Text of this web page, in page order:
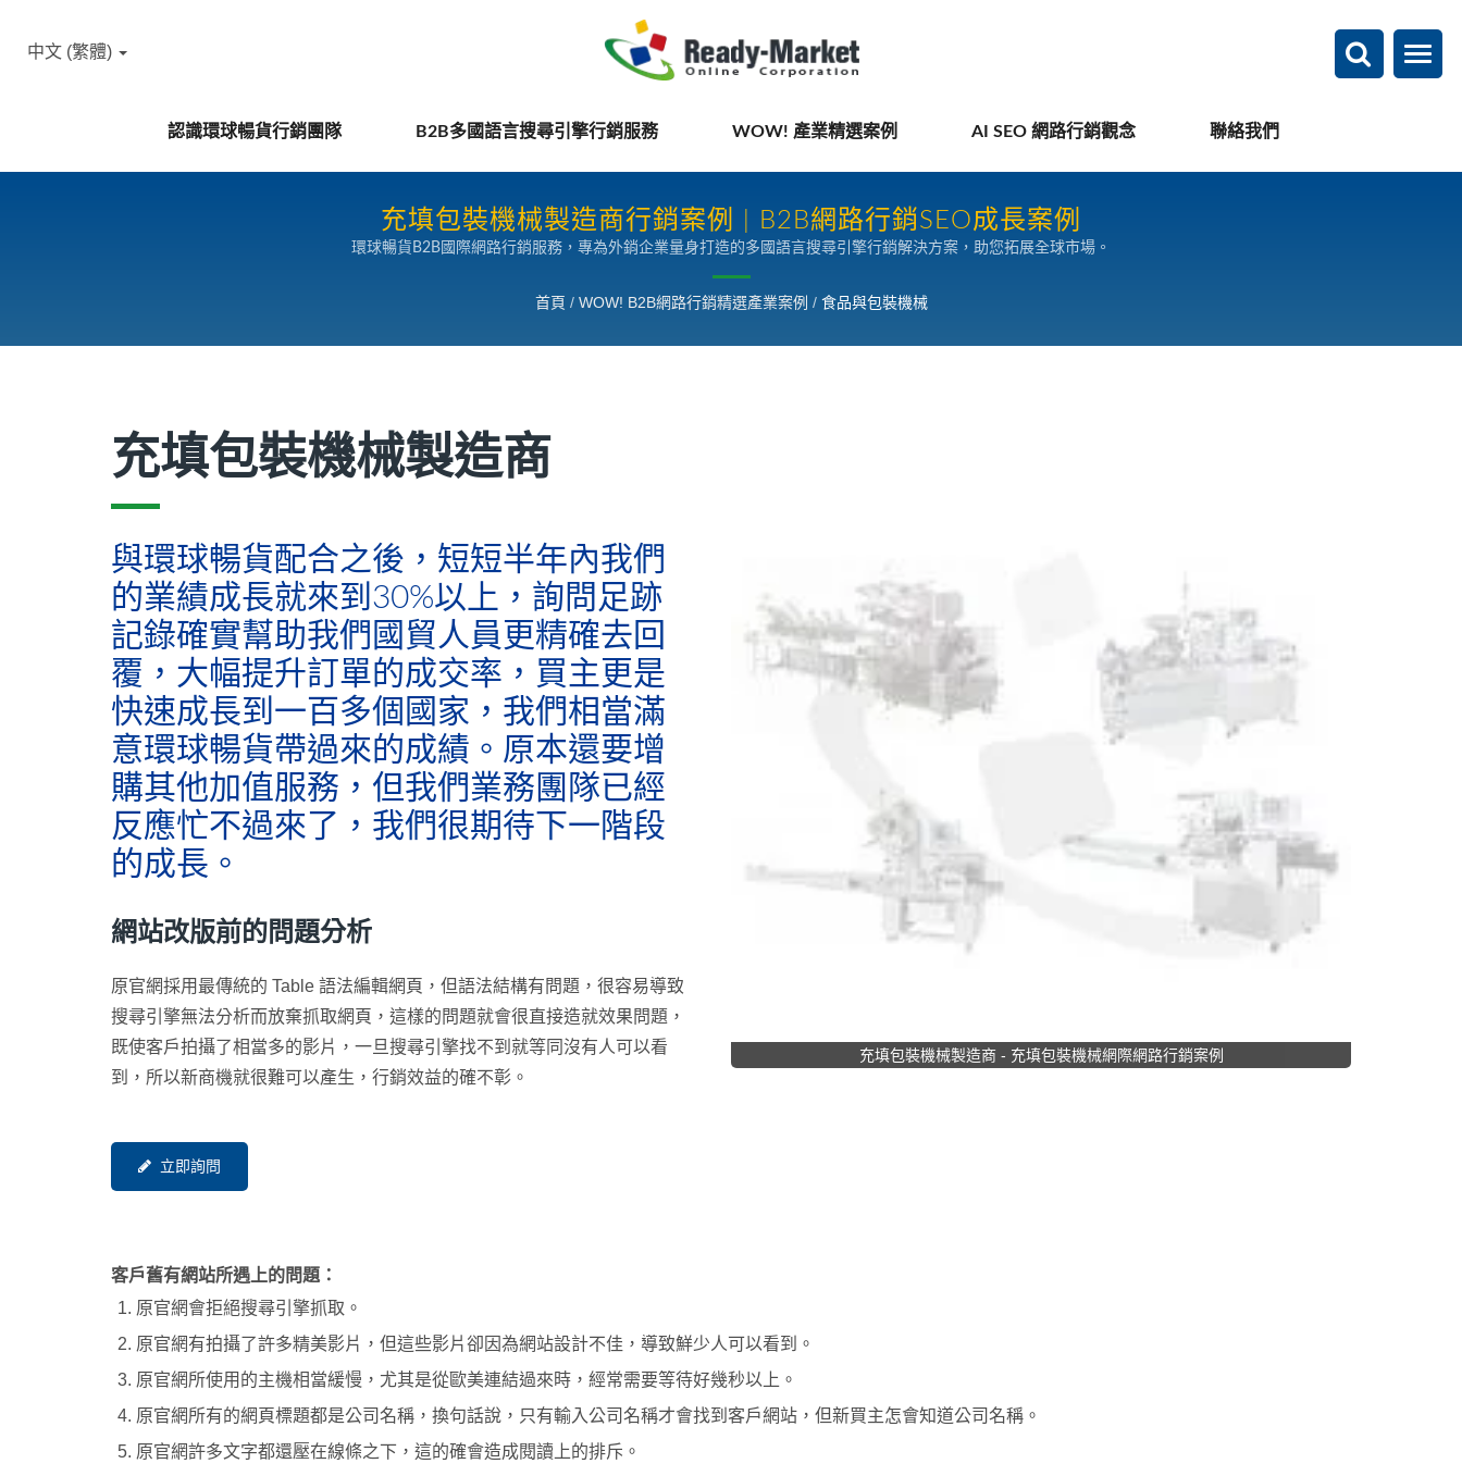
認識環球暢貨行銷團隊 B2B多國語言搜尋引擎行銷服務 WOW! 產業精選案例 AI SEO 網路行銷觀念 聯絡我們
中文 (繁體)
充填包裝機械製造商行銷案例 | B2B網路行銷SEO成長案例
環球暢貨B2B國際網路行銷服務，專為外銷企業量身打造的多國語言搜尋引擎行銷解決方案，助您拓展全球市場。
首頁 / WOW! B2B網路行銷精選產業案例 / 食品與包裝機械
充填包裝機械製造商 - 充填包裝機械網際網路行銷案例
充填包裝機械製造商
與環球暢貨配合之後，短短半年內我們
的業績成長就來到30%以上，詢問足跡
記錄確實幫助我們國貿人員更精確去回
覆，大幅提升訂單的成交率，買主更是
快速成長到一百多個國家，我們相當滿
意環球暢貨帶過來的成績。原本還要增
購其他加值服務，但我們業務團隊已經
反應忙不過來了，我們很期待下一階段
的成長。
網站改版前的問題分析
原官網採用最傳統的 Table 語法編輯網頁，但語法結構有問題，很容易導致
搜尋引擎無法分析而放棄抓取網頁，這樣的問題就會很直接造就效果問題，
既使客戶拍攝了相當多的影片，一旦搜尋引擎找不到就等同沒有人可以看
到，所以新商機就很難可以產生，行銷效益的確不彰。
立即詢問
客戶舊有網站所遇上的問題：
原官網會拒絕搜尋引擎抓取。
原官網有拍攝了許多精美影片，但這些影片卻因為網站設計不佳，導致鮮少人可以看到。
原官網所使用的主機相當緩慢，尤其是從歐美連結過來時，經常需要等待好幾秒以上。
原官網所有的網頁標題都是公司名稱，換句話說，只有輸入公司名稱才會找到客戶網站，但新買主怎會知道公司名稱。
原官網許多文字都還壓在線條之下，這的確會造成閱讀上的排斥。